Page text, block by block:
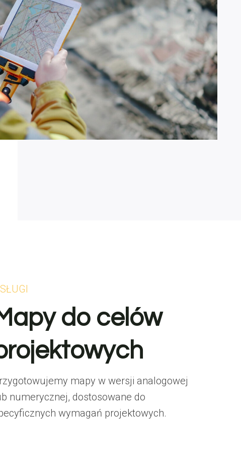
do celów
mapy w wersji analogowej
numerycznej, dostosowane do
wymagań projektowych.